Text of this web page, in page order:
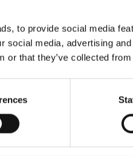
to provide social media
social media, advertising
or that they’ve collected
užtrunka apie trejus
kurių metu nustatomi
kaip 12 mėn. nuo